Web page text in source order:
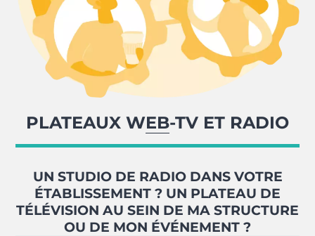
PLATEAUX WEB-TV ET RADIO
UN STUDIO DE RADIO DANS VOTRE
ÉTABLISSEMENT ? UN PLATEAU DE
TÉLÉVISION AU SEIN DE MA STRUCTURE
OU DE MON ÉVÉNEMENT ?